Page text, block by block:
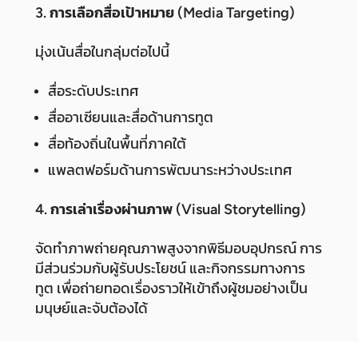
3. การเลือกสื่อเป้าหมาย (Media Targeting)
มุ่งเน้นสื่อในกลุ่มต่อไปนี้
สื่อระดับประเทศ
สื่ออาเซียนและสื่อด้านการทูต
สื่อท้องถิ่นในพื้นที่ภาคใต้
แพลตฟอร์มด้านการพัฒนาระหว่างประเทศ
4. การเล่าเรื่องผ่านภาพ (Visual Storytelling)
จัดทำภาพถ่ายคุณภาพสูงจากพิธีมอบอุปกรณ์ การ
มีส่วนร่วมกับผู้รับประโยชน์ และกิจกรรมทางการ
ทูต เพื่อถ่ายทอดเรื่องราวให้เข้าถึงผู้ชมอย่างเป็น
มนุษย์และจับต้องได้